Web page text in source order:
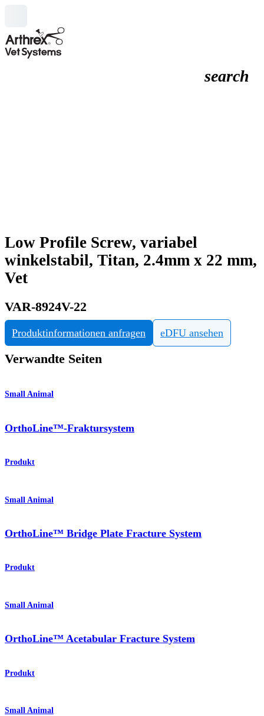
search
Low Profile Screw, variabel
winkelstabil, Titan, 2.4mm x 22 mm,
Vet
VAR-8924V-22
Produktinformationen anfragen eDFU ansehen
Verwandte Seiten
Small Animal
OrthoLine™-Fraktursystem
Produkt
Small Animal
OrthoLine™ Bridge Plate Fracture System
Produkt
Small Animal
OrthoLine™ Acetabular Fracture System
Produkt
Small Animal